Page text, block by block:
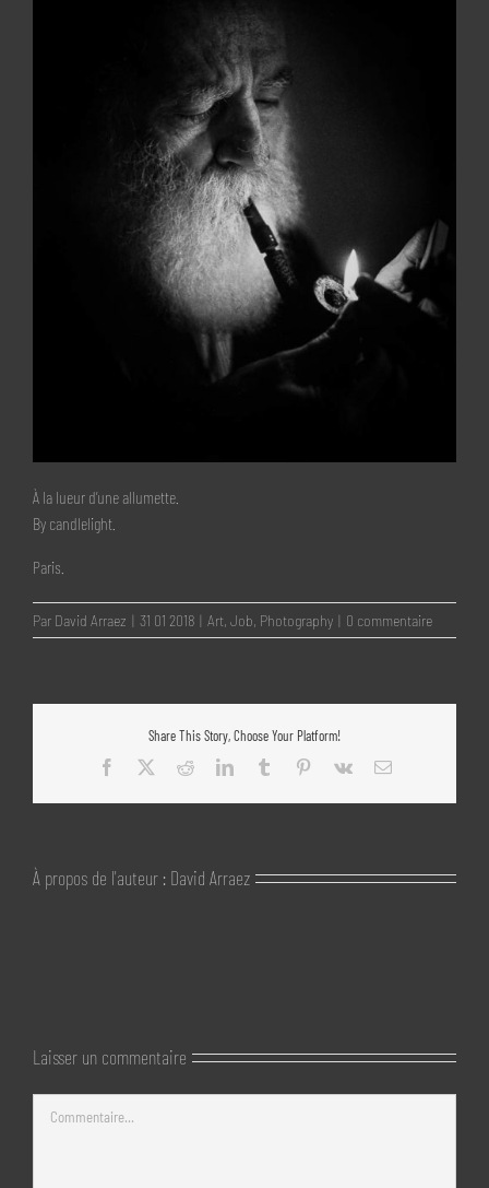
À la lueur d’une allumette.
By candlelight.
Paris.
Par David Arraez | 31 01 2018 | Art, Job, Photography | 0 commentaire
Share This Story, Choose Your Platform!
Facebook
RedditLinkedInTumblr Pinterest
Vk Email
À propos de l'auteur : David Arraez
Laisser un commentaire